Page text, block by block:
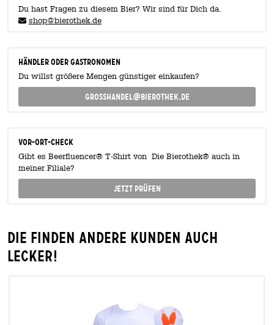
Du hast Fragen zu diesem Bier? Wir sind für Dich da.
shop@bierothek.de
Händler oder Gastronomen
Du willst größere Mengen günstiger einkaufen?
grosshandel@bierothek.de
Vor-Ort-Check
Gibt es Beerfluencer® T-Shirt von Die Bierothek® auch in
meiner Filiale?
Jetzt prüfen
Die finden andere Kunden auch
lecker!